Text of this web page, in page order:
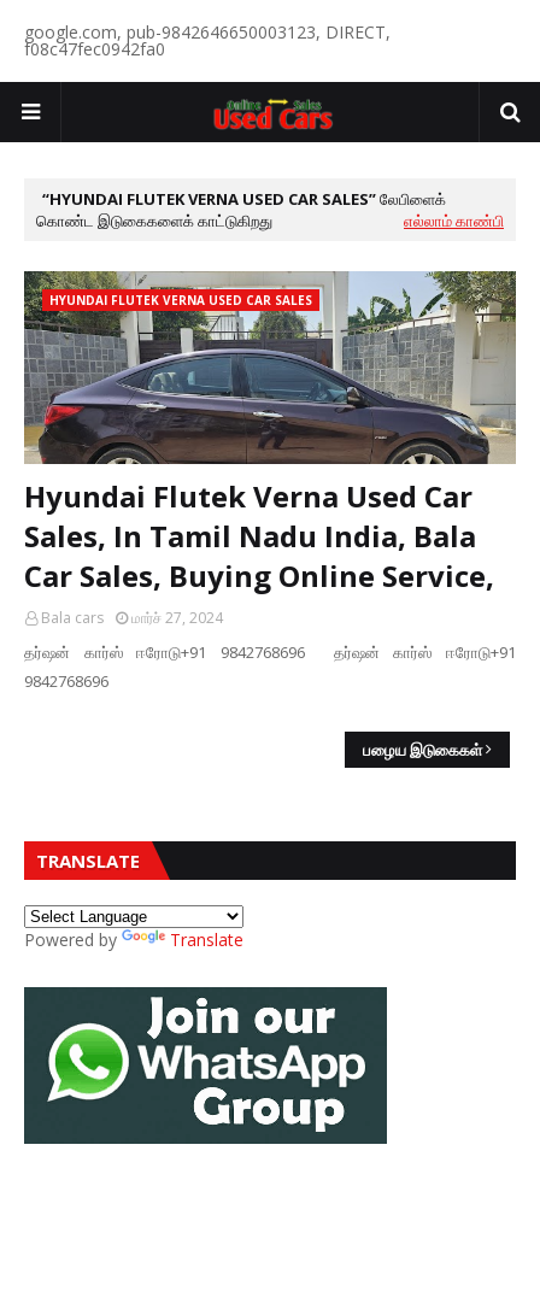
google.com, pub-9842646650003123, DIRECT,
f08c47fec0942fa0
HYUNDAI FLUTEK VERNA USED CAR SALES லேபிளைக்
கொண்ட இடுகைகளைக் காட்டுகிறது
எல்லாம் காண்பி
HYUNDAI FLUTEK VERNA USED CAR SALES
Hyundai Flutek Verna Used Car
Sales, In Tamil Nadu India, Bala
Car Sales, Buying Online Service,
Bala cars மார்ச் 27, 2024
தர்ஷன் கார்ஸ் ஈரோடு+91 9842768696 தர்ஷன் கார்ஸ் ஈரோடு+91
9842768696
பழைய இடுகைகள்
TRANSLATE
Powered by Translate